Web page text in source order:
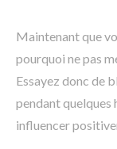
Maintenant que
pourquoi ne pas
Essayez donc de
pendant quelques
influencer